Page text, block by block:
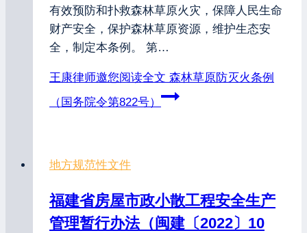
有效预防和扑救森林草原火灾，保障人民生命
财产安全，保护森林草原资源，维护生态安
全，制定本条例。 第…
王康律师邀您阅读全文 森林草原防灭火条例
（国务院令第822号）
地方规范性文件
福建省房屋市政小散工程安全生产
管理暂行办法（闽建〔2022〕10